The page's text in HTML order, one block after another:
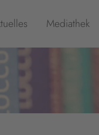
Mediathek